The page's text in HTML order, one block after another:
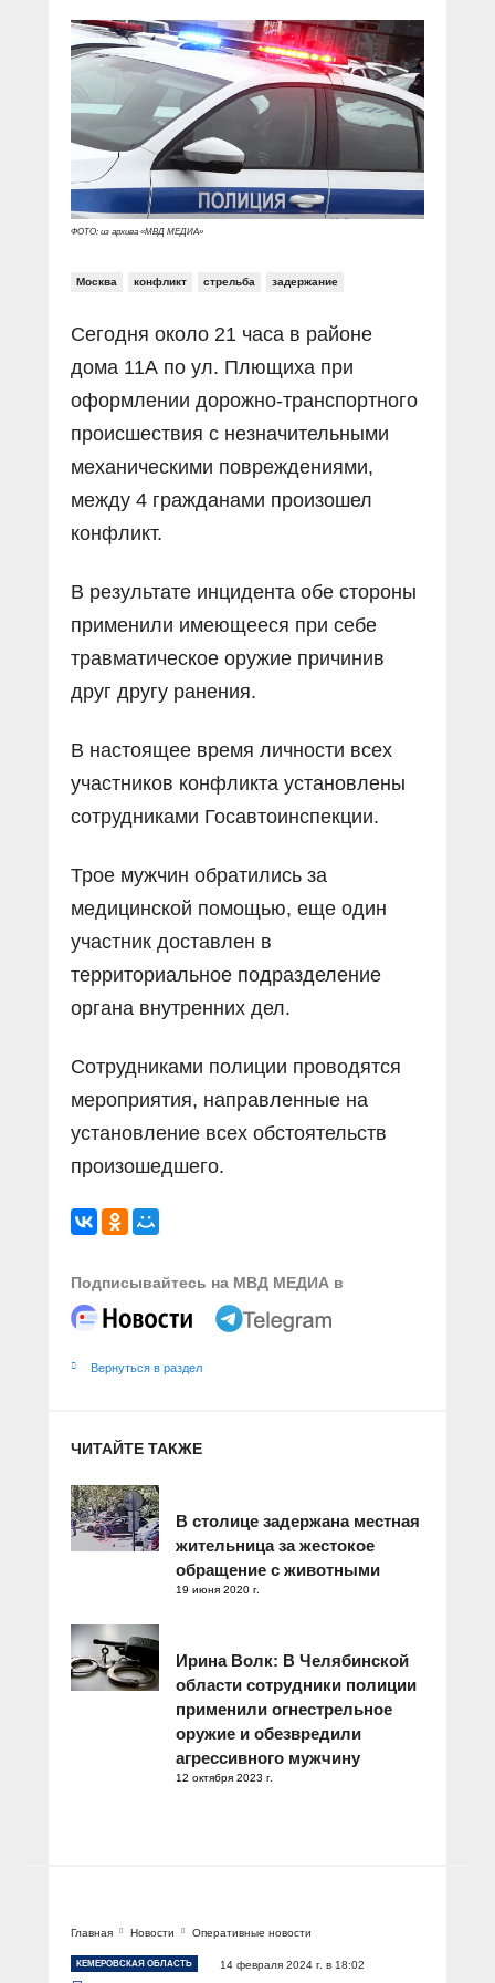
Документальные фильмы
В знании сила
Специальный репортаж
КиберПОСТОВОЙ
Газета «Щит и меч»
Журнал «Полиция России»
О ПОРТАЛЕ
Контакты
Вакансии
ФОТО: из архива «МВД МЕДИА»
Москва конфликт стрельба задержание
Сегодня около 21 часа в районе
дома 11А по ул. Плющиха при
оформлении дорожно-транспортного
происшествия с незначительными
механическими повреждениями,
между 4 гражданами произошел
конфликт.
В результате инцидента обе стороны
применили имеющееся при себе
травматическое оружие причинив
друг другу ранения.
В настоящее время личности всех
участников конфликта установлены
сотрудниками Госавтоинспекции.
Трое мужчин обратились за
медицинской помощью, еще один
участник доставлен в
территориальное подразделение
органа внутренних дел.
Сотрудниками полиции проводятся
мероприятия, направленные на
установление всех обстоятельств
произошедшего.
Подписывайтесь на МВД МЕДИА в
Вернуться в раздел
ЧИТАЙТЕ ТАКЖЕ
В столице задержана местная
жительница за жестокое
обращение с животными
19 июня 2020 г.
Ирина Волк: В Челябинской
области сотрудники полиции
применили огнестрельное
оружие и обезвредили
агрессивного мужчину
12 октября 2023 г.
Главная Новости Оперативные новости
КЕМЕРОВСКАЯ ОБЛАСТЬ
14 февраля 2024 г. в 18:02